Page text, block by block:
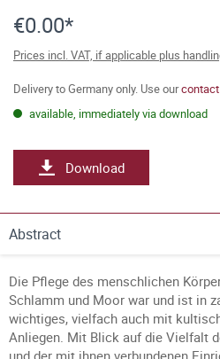
€0.00*
Prices incl. VAT, if applicable plus
Delivery to Germany only. Use our
available, immediately via download
Download
Abstract
Die Pflege des menschlichen
Schlamm und Moor war und ist in
wichtiges, vielfach auch mit
Anliegen. Mit Blick auf die Vielfalt
und der mit ihnen verbundenen